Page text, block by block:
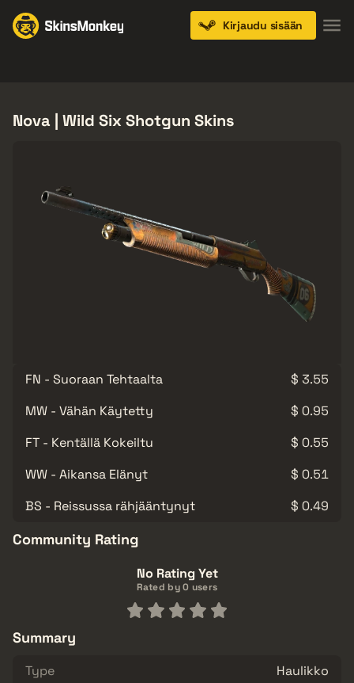
Kirjaudu sisään
Nova | Wild Six Shotgun Skins
FN - Suoraan Tehtaalta
$ 3.55
MW - Vähän Käytetty
$ 0.95
FT - Kentällä Kokeiltu
$ 0.55
WW - Aikansa Elänyt
$ 0.51
BS - Reissussa rähjääntynyt
$ 0.49
Community Rating
No Rating Yet
Rated by 0 users
Summary
Type
Haulikko